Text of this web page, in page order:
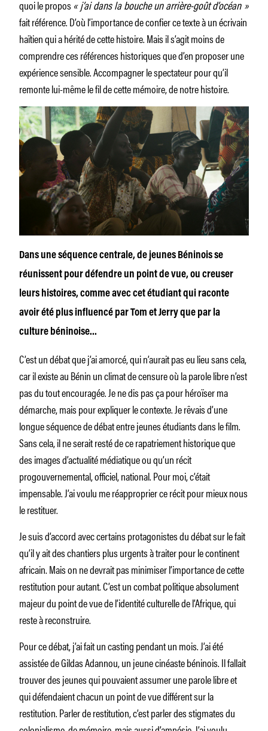
quoi le propos« j’ai dans la bouche un arrière-goût d’océan »
fait référence. D’où l’importance de confier ce texte à un écrivain
haïtien qui a hérité de cette histoire. Mais il s’agit moins de
comprendre ces références historiques que d’en proposer une
expérience sensible. Accompagner le spectateur pour qu’il
remonte lui-même le fil de cette mémoire, de notre histoire.
Dans une séquence centrale, de jeunes Béninois se
réunissent pour défendre un point de vue, ou creuser
leurs histoires, comme avec cet étudiant qui raconte
avoir été plus influencé par Tom et Jerry que par la
culture béninoise…
C’est un débat que j’ai amorcé, qui n’aurait pas eu lieu sans cela,
car il existe au Bénin un climat de censure où la parole libre n’est
pas du tout encouragée. Je ne dis pas ça pour héroïser ma
démarche, mais pour expliquer le contexte. Je rêvais d’une
longue séquence de débat entre jeunes étudiants dans le film.
Sans cela, il ne serait resté de ce rapatriement historique que
des images d’actualité médiatique ou qu’un récit
progouvernemental, officiel, national. Pour moi, c’était
impensable. J’ai voulu me réapproprier ce récit pour mieux nous
le restituer.
Je suis d’accord avec certains protagonistes du débat sur le fait
qu’il y ait des chantiers plus urgents à traiter pour le continent
africain. Mais on ne devrait pas minimiser l’importance de cette
restitution pour autant. C’est un combat politique absolument
majeur du point de vue de l’identité culturelle de l’Afrique, qui
reste à reconstruire.
Pour ce débat, j’ai fait un casting pendant un mois. J’ai été
assistée de Gildas Adannou, un jeune cinéaste béninois. Il fallait
trouver des jeunes qui pouvaient assumer une parole libre et
qui défendaient chacun un point de vue différent sur la
restitution. Parler de restitution, c’est parler des stigmates du